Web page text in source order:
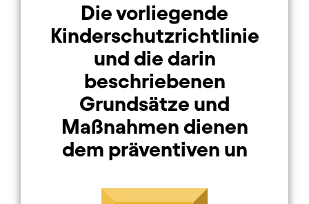
Die vorliegende
Kinderschutzrichtlinie
und die darin
beschriebenen
Grundsätze und
Maßnahmen dienen
dem präventiven un